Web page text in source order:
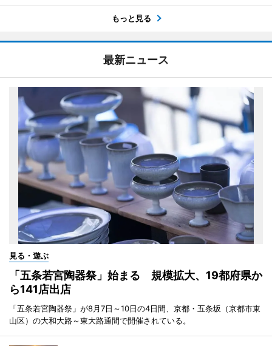
もっと見る
最新ニュース
見る・遊ぶ
「五条若宮陶器祭」始まる 規模拡大、19都府県か
ら141店出店
「五条若宮陶器祭」が8月7日～10日の4日間、京都・五条坂（京都市東
山区）の大和大路～東大路通間で開催されている。